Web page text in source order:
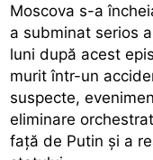
Moscova s-a
a subminat serios
luni după acest
murit într-un
suspecte,
eliminare
față de Putin și a